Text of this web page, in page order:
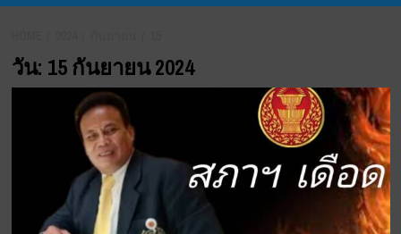
วัน: 15 กันยายน 2024